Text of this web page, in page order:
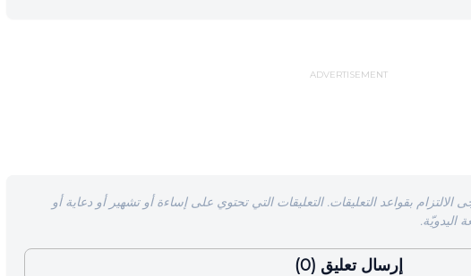
ADVERTISEMENT
بقواعد التعليقات. التعليقات التي تحتوي على إساءة أو تشهير أو دعاية أو
اليدويّة.
إرسال تعليق (0)